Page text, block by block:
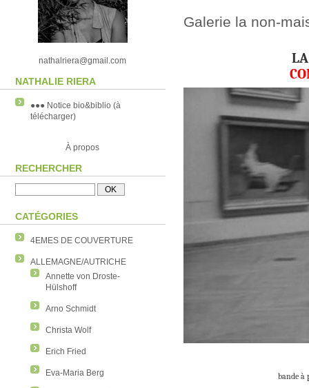
nathalriera@gmail.com
NATHALIE RIERA
●●● Notice bio&biblio (à
télécharger)
À propos
RECHERCHER
CATÉGORIES
4EMES DE COUVERTURE
ALLEMAGNE/AUTRICHE
Annette von Droste-
Hülshoff
Arno Schmidt
Christa Wolf
Erich Fried
Eva-Maria Berg
Galerie la non-
bande à